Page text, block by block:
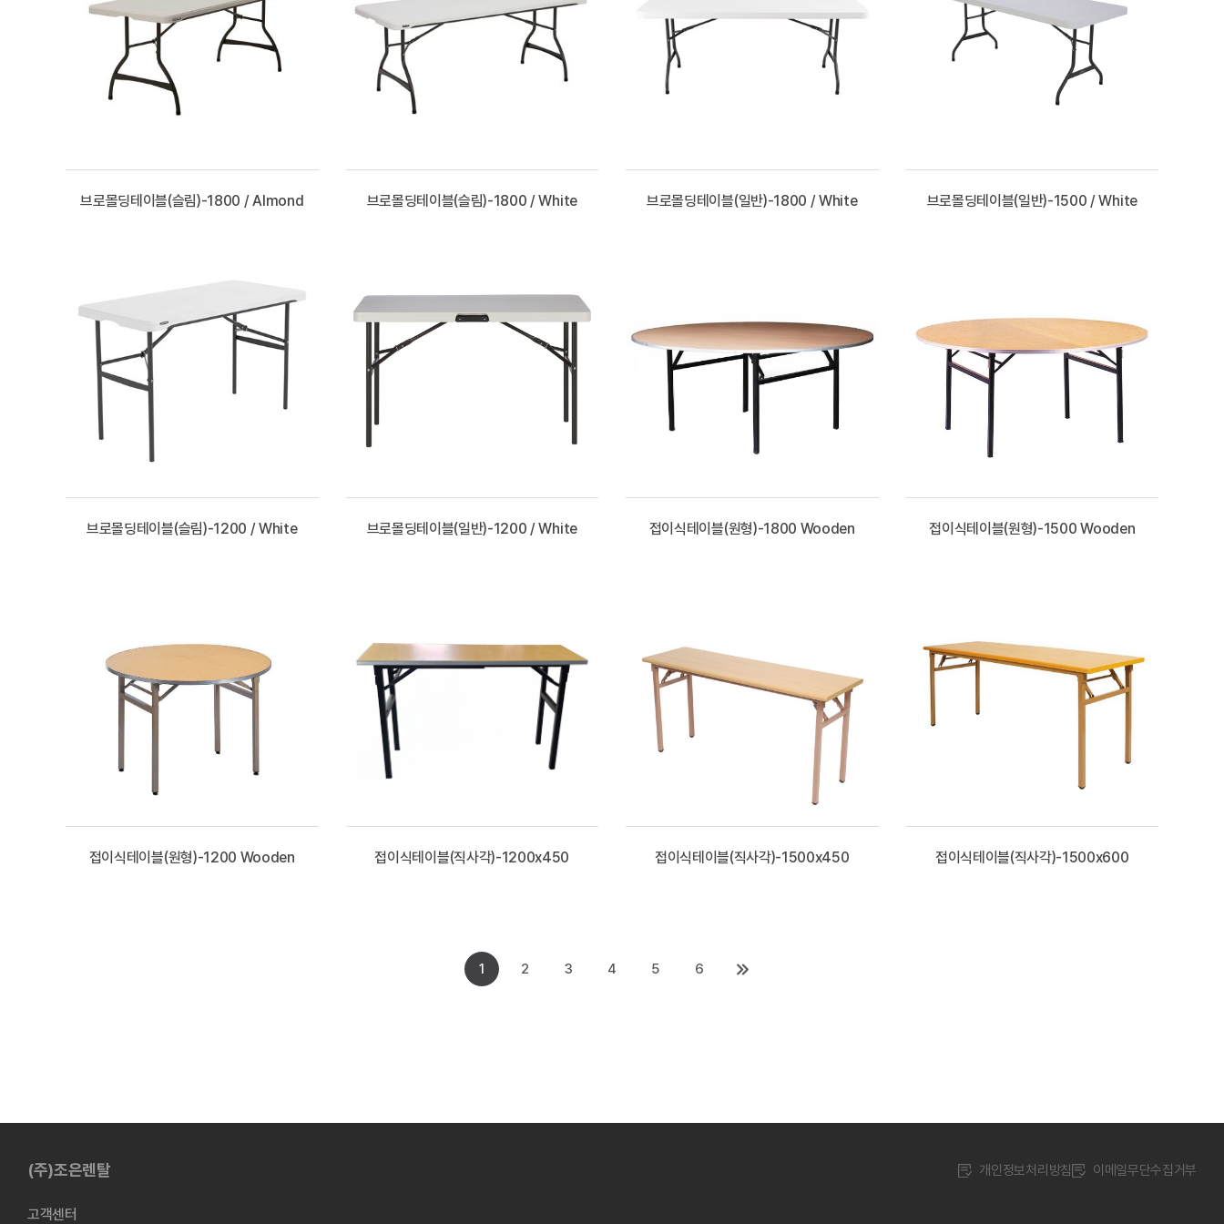
브로몰딩테이블(슬림)-1800 / Almond 브로몰딩테이블(슬림)-1800 / White 브로몰딩테이블(일반)-1800 / White 브로몰딩테이블(일반)-1500 / White
브로몰딩테이블(슬림)-1200 / White 브로몰딩테이블(일반)-1200 / White 접이식테이블(원형)-1800 Wooden 접이식테이블(원형)-1500 Wooden
접이식테이블(원형)-1200 Wooden 접이식테이블(직사각)-1200x450 접이식테이블(직사각)-1500x450 접이식테이블(직사각)-1500x600
1 2 3 4 5 6
(주)조은렌탈 개인정보처리방침 이메일무단수집거부
고객센터